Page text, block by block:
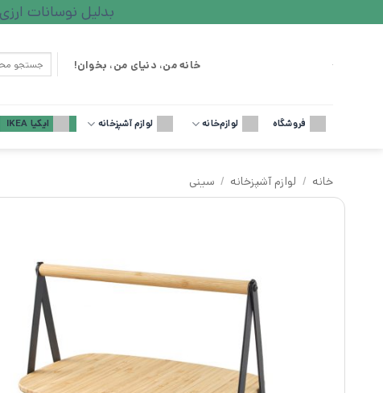
to
بدلیل نوسانات ارزی لطفا
خانه من، دنیای من، بخوان!
برای:
فروشگاه لوازم‌خانه لوازم آشپزخانه ایکیا IKEA
خانه / لوازم آشپزخانه / سینی